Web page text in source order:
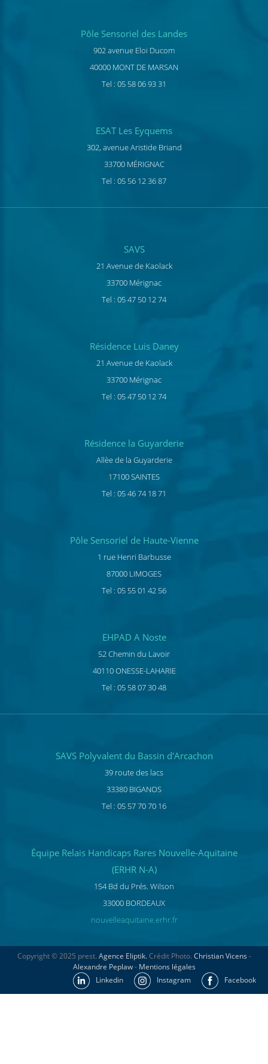
Pôle Sensoriel des Landes
902 avenue Eloi Ducom
40000 MONT DE MARSAN
Tel : 05 58 06 93 31
ESAT Les Eyquems
302, avenue Aristide Briand
33700 MÉRIGNAC
Tel : 05 56 12 36 87
SAVS
21 Avenue de Kaolack
33700 Mérignac
Tel : 05 47 50 12 74
Résidence Luis Daney
21 Avenue de Kaolack
33700 Mérignac
Tel : 05 47 50 12 74
Résidence la Guyarderie
Allèe de la Guyarderie
17100 SAINTES
Tel : 05 46 74 18 71
Pôle Sensoriel de Haute-Vienne
1 rue Henri Barbusse
87000 LIMOGES
Tel : 05 55 01 42 56
EHPAD A Noste
52 Chemin du Lavoir
40110 ONESSE-LAHARIE
Tel : 05 58 07 30 48
SAVS Polyvalent du Bassin d'Arcachon
39 route des lacs
33380 BIGANOS
Tel : 05 57 70 70 16
Équipe Relais Handicaps Rares Nouvelle-Aquitaine
(ERHR N-A)
154 Bd du Prés. Wilson
33000 BORDEAUX
nouvelleaquitaine.erhr.fr
Copyright © 2025 prest. Agence Eliptik.Crédit Photo. Christian Vicens -
Alexandre Peplaw- Mentions légales
Linkedin
Instagram Facebook